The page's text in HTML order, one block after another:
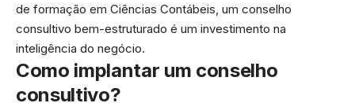
de formação em Ciências Contábeis, um conselho
consultivo bem-estruturado é um investimento na
inteligência do negócio.
Como implantar um conselho
consultivo?